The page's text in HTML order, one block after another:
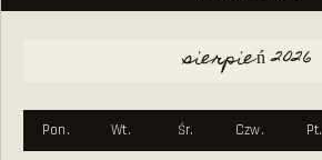
sierpień 2026
Pon. Wt. Śr. Czw. Pt.